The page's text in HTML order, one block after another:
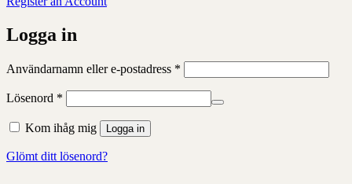
Logga in
Användarnamn eller e-postadress *
Lösenord *
Kom ihåg mig Logga in
Glömt ditt lösenord?